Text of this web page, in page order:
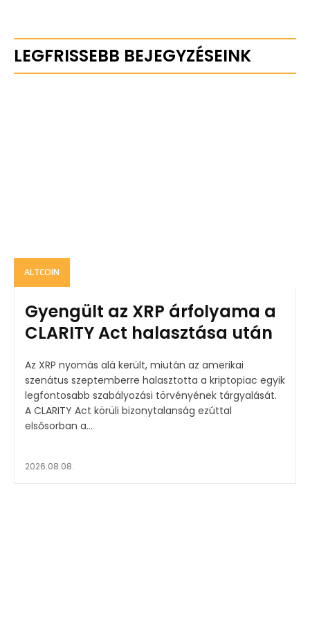
LEGFRISSEBB BEJEGYZÉSEINK
ALTCOIN
Gyengült az XRP árfolyama a
CLARITY Act halasztása után
Az XRP nyomás alá került, miután az amerikai
szenátus szeptemberre halasztotta a kriptopiac egyik
legfontosabb szabályozási törvényének tárgyalását.
A CLARITY Act körüli bizonytalanság ezúttal
elsősorban a...
2026.08.08.